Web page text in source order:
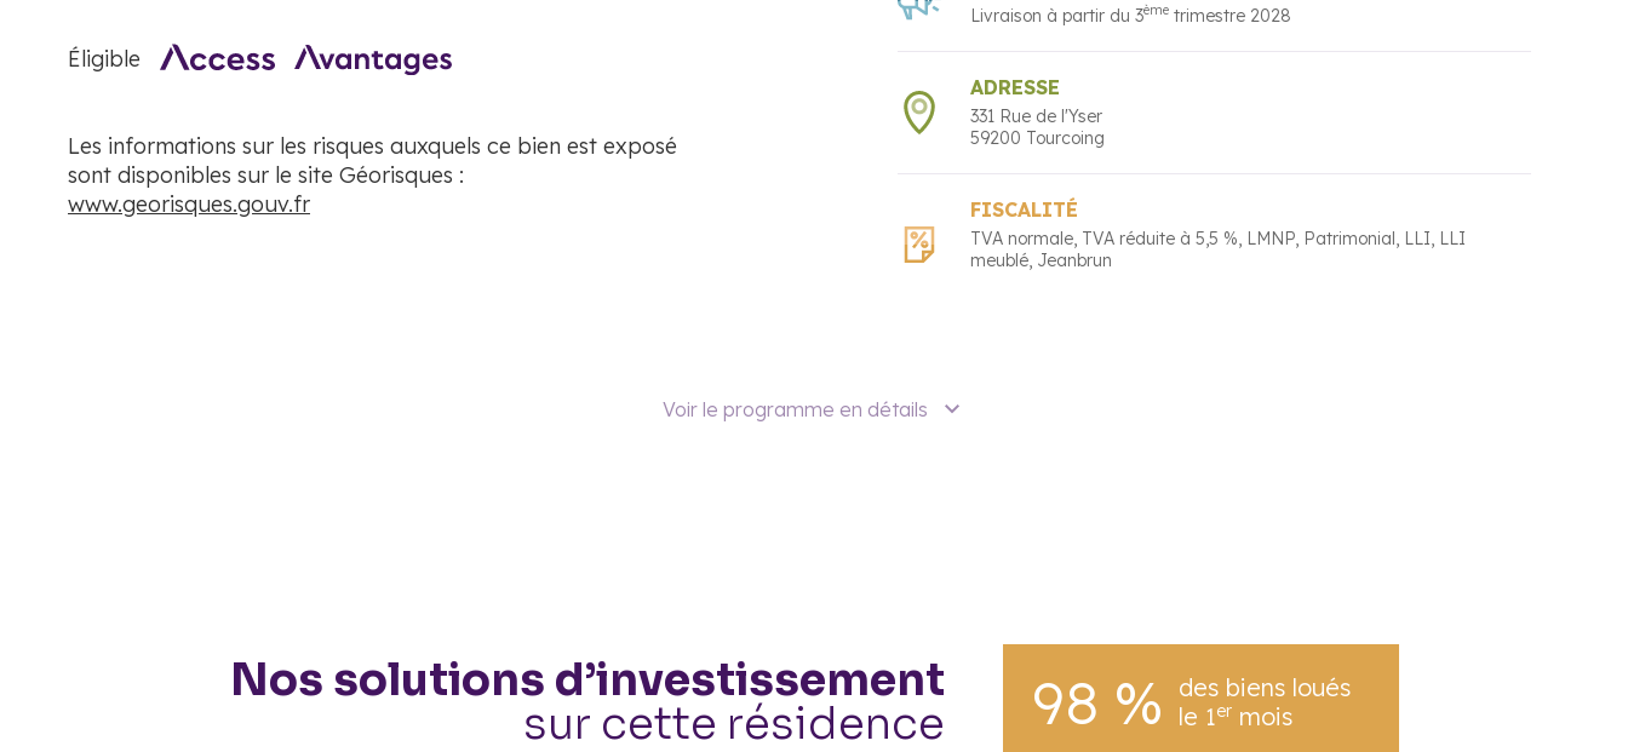
Livraison à partir du 3èmetrimestre 2028
ADRESSE
331 Rue de l'Yser
59200 Tourcoing
FISCALITÉ
TVA normale TVA réduite à 5,5 % LMNP Patrimonial LLI LLI
meublé Jeanbrun
Éligible
Les informations sur les risques auxquels ce bien est exposé
sont disponibles sur le site Géorisques :
www.georisques.gouv.fr
Voir le programme en détails
Nos solutions d’investissement
sur cette résidence
98 %
des biens loués
le 1ermois